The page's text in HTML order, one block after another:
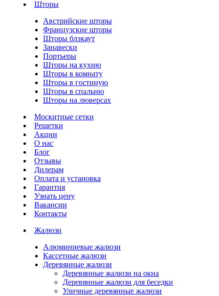
Шторы
Австрийские шторы
Французские шторы
Шторы блэкаут
Занавески
Портьеры
Шторы на кухню
Шторы в комнату
Шторы в гостиную
Шторы в спальню
Шторы на люверсах
Москитные сетки
Решетки
Акции
О нас
Блог
Отзывы
Дилерам
Оплата и установка
Гарантия
Узнать цену
Вакансии
Контакты
Жалюзи
Алюминиевые жалюзи
Кассетные жалюзи
Деревянные жалюзи
Деревянные жалюзи на окна
Деревянные жалюзи для беседки
Уличные деревянные жалюзи